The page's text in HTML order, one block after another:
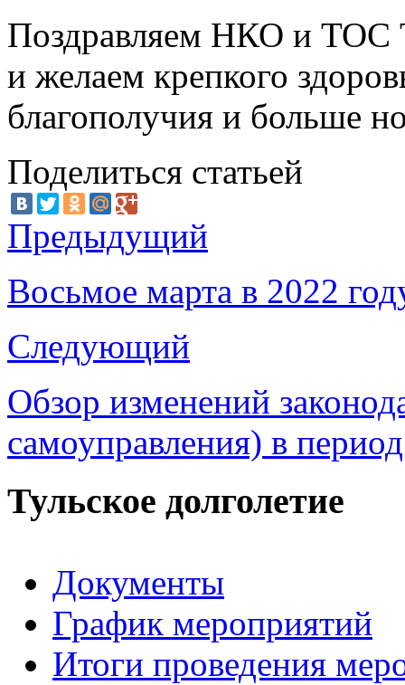
Поздравляем НКО и ТОС
и желаем крепкого
благополучия и больше
Поделиться статьей
Предыдущий
Восьмое марта в 2022
Следующий
Обзор изменений
самоуправления) в
Тульское долголетие
Документы
График мероприятий
Итоги проведения